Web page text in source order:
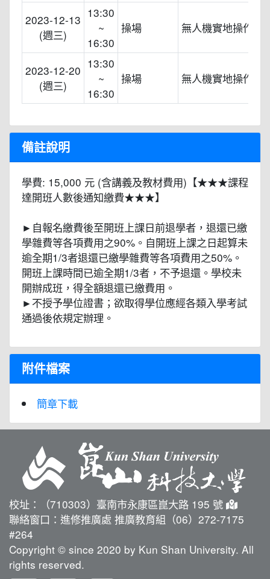
2023-12-13
(週三)
13:30
~
16:30
操場 無人機實地操作
2023-12-20
(週三)
13:30
~
16:30
操場 無人機實地操作
備註說明
學費: 15,000 元 (含講義及教材費用)【★★★課程
達開班人數後通知繳費★★★】
►自報名繳費後至開班上課日前退學者，退還已繳
學雜費等各項費用之90%。自開班上課之日起算未
逾全期1/3者退還已繳學雜費等各項費用之50%。
開班上課時間已逾全期1/3者，不予退還。學校未
開辦成班，得全額退還已繳費用。
►不授予學位證書；欲取得學位應經各類入學考試
通過後依規定辦理。
附件檔案
簡章下載
校址：（710303）臺南市永康區崑大路 195 號
聯絡窗口：進修推廣處 推廣教育組（06）272-7175
#264
Copyright © since 2020 by Kun Shan University. All
rights reserved.